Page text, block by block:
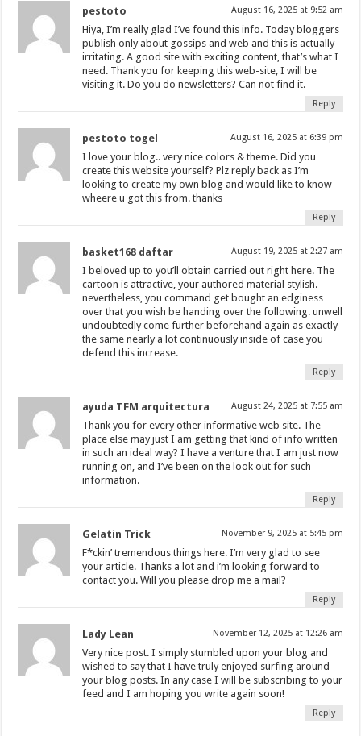
pestoto August 16, 2025 at 9:52 am
Hiya, I’m really glad I’ve found this info. Today bloggers
publish only about gossips and web and this is actually
irritating. A good site with exciting content, that’s what I
need. Thank you for keeping this web-site, I will be
visiting it. Do you do newsletters? Can not find it.
Reply
pestoto togel August 16, 2025 at 6:39 pm
I love your blog.. very nice colors & theme. Did you
create this website yourself? Plz reply back as I’m
looking to create my own blog and would like to know
wheere u got this from. thanks
Reply
basket168 daftar August 19, 2025 at 2:27 am
I beloved up to you’ll obtain carried out right here. The
cartoon is attractive, your authored material stylish.
nevertheless, you command get bought an edginess
over that you wish be handing over the following. unwell
undoubtedly come further beforehand again as exactly
the same nearly a lot continuously inside of case you
defend this increase.
Reply
ayuda TFM arquitectura August 24, 2025 at 7:55 am
Thank you for every other informative web site. The
place else may just I am getting that kind of info written
in such an ideal way? I have a venture that I am just now
running on, and I’ve been on the look out for such
information.
Reply
Gelatin Trick November 9, 2025 at 5:45 pm
F*ckin’ tremendous things here. I’m very glad to see
your article. Thanks a lot and i’m looking forward to
contact you. Will you please drop me a mail?
Reply
Lady Lean November 12, 2025 at 12:26 am
Very nice post. I simply stumbled upon your blog and
wished to say that I have truly enjoyed surfing around
your blog posts. In any case I will be subscribing to your
feed and I am hoping you write again soon!
Reply